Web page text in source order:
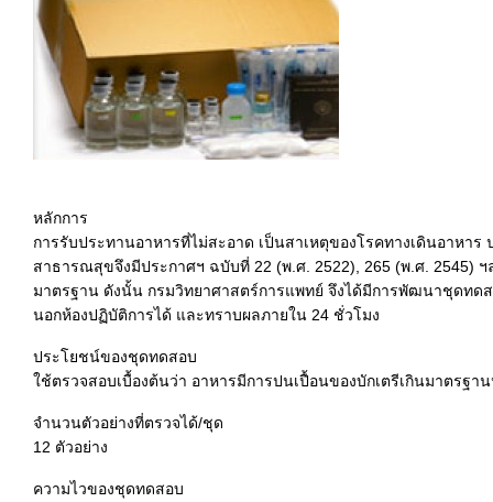
หลักการ
การรับประทานอาหารที่ไม่สะอาด เป็นสาเหตุของโรคทางเดินอาห
สาธารณสุขจึงมีประกาศฯ ฉบับที่ 22 (พ.ศ. 2522), 265 (พ.ศ. 2545)
มาตรฐาน ดังนั้น กรมวิทยาศาสตร์การแพทย์ จึงได้มีการพัฒนาชุดทด
นอกห้องปฏิบัติการได้ และทราบผลภายใน 24 ชั่วโมง
ประโยชน์ของชุดทดสอบ
ใช้ตรวจสอบเบื้องต้นว่า อาหารมีการปนเปื้อนของบักเตรีเกินมาตรฐา
จำนวนตัวอย่างที่ตรวจได้/ชุด
12 ตัวอย่าง
ความไวของชุดทดสอบ